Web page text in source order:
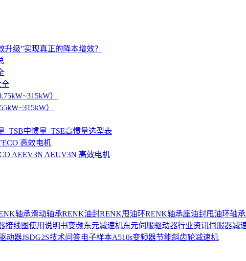
级”实现真正的降本增效？
全
）
）
中惯量_TSE高惯量选型表
高效电机
AEEV3N AEUV3N 高效电机
轴承滑动轴承RENK油封RENK甩油环RENK轴承座油封甩油环轴
接线图使用说明书变频东元减速机东元伺服驱动器行业资讯伺服器减
动器JSDG2S技术问答电子样本A510s变频器节能斜齿轮减速机